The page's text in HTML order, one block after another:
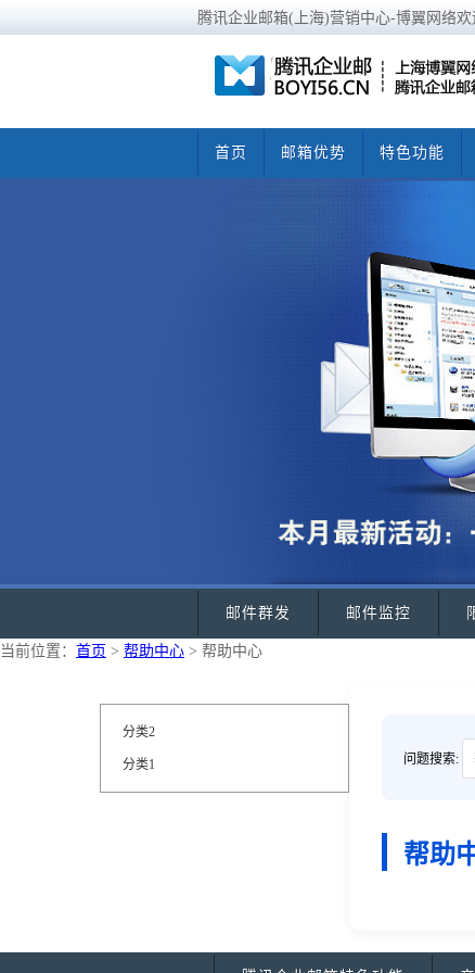
腾讯企业邮箱(上海)营销中心-博翼网络欢
首页 邮箱优势 特色功能
邮件群发 邮件监控
当前位置： 首页 > 帮助中心 > 帮助中心
分类2
分类1 问题搜索:
帮助